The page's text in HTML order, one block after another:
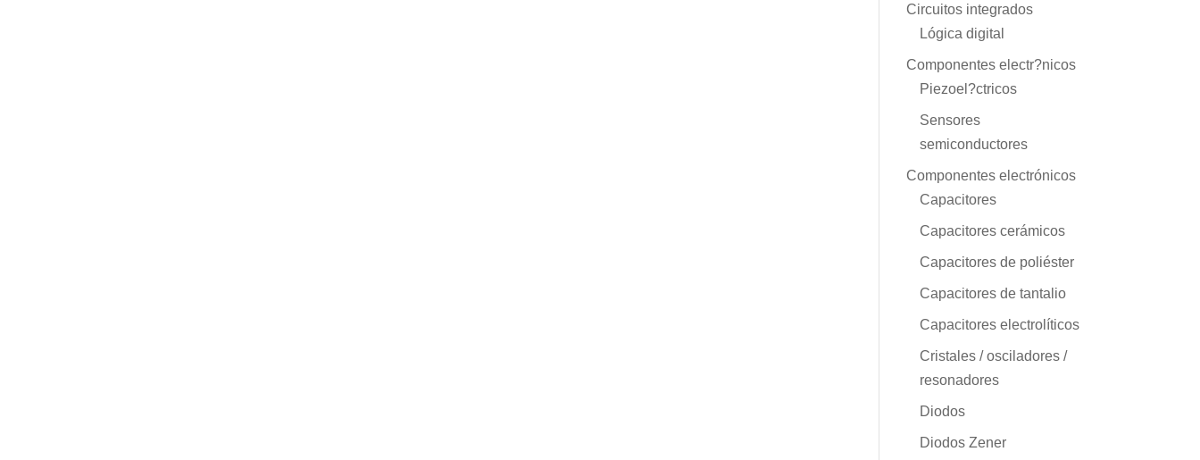
Circuitos integrados
Lógica digital
Componentes electr?nicos
Piezoel?ctricos
Sensores
semiconductores
Componentes electrónicos
Capacitores
Capacitores cerámicos
Capacitores de poliéster
Capacitores de tantalio
Capacitores electrolíticos
Cristales / osciladores /
resonadores
Diodos
Diodos Zener